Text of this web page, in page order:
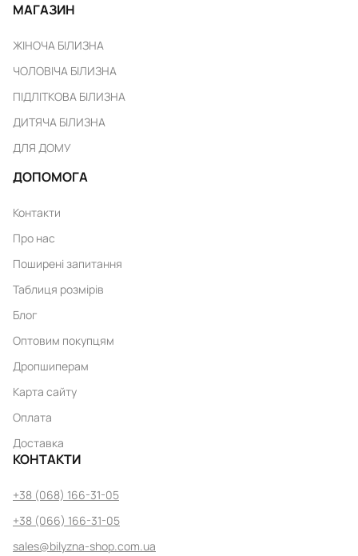
МАГАЗИН
ЖІНОЧА БІЛИЗНА
ЧОЛОВІЧА БІЛИЗНА
ПІДЛІТКОВА БІЛИЗНА
ДИТЯЧА БІЛИЗНА
ДЛЯ ДОМУ
ДОПОМОГА
Контакти
Про нас
Поширені запитання
Таблиця розмірів
Блог
Оптовим покупцям
Дропшиперам
Карта сайту
Оплата
Доставка
КОНТАКТИ
+38 (068) 166-31-05
+38 (066) 166-31-05
sales@bilyzna-shop.com.ua